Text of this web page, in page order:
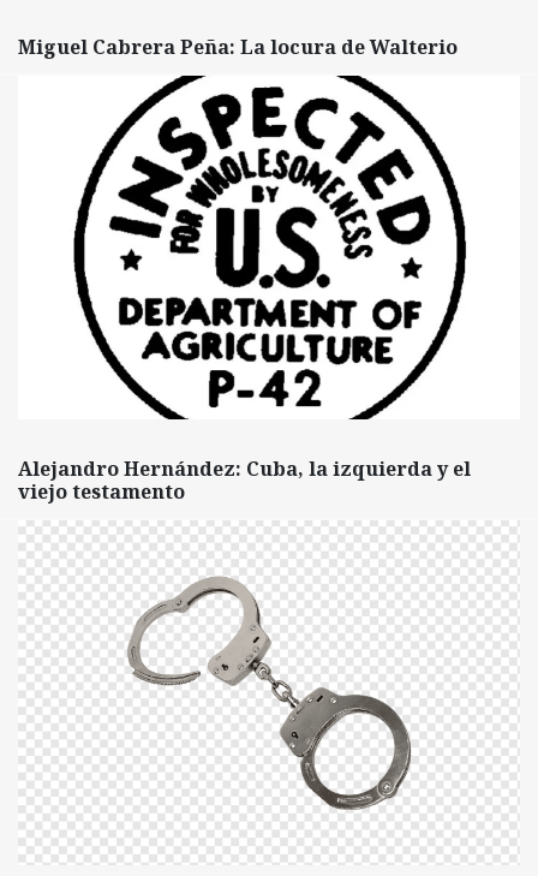
Miguel Cabrera Peña: La locura de Walterio
Alejandro Hernández: Cuba, la izquierda y el
viejo testamento